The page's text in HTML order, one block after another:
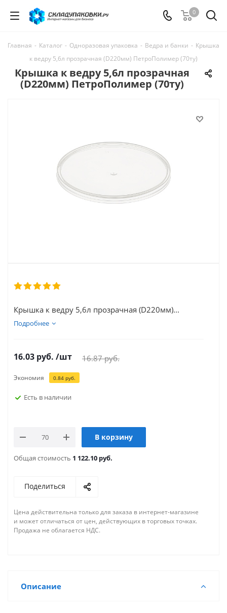
0
Главная - Каталог - Одноразовая упаковка - Ведра и банки - Крышка
к ведру 5,6л прозрачная (D220мм) ПетроПолимер (70ту)
Крышка к ведру 5,6л прозрачная
(D220мм) ПетроПолимер (70ту)
Крышка к ведру 5,6л прозрачная (D220мм)...
Подробнее
16.03 руб. /шт 16.87руб.
Экономия 0.84 руб.
Есть в наличии
В корзину
Общая стоимость 1 122.10 руб.
Поделиться
Цена действительна только для заказа в интернет-магазине
и может отличаться от цен, действующих в торговых точках.
Продажа не облагается НДС.
Описание